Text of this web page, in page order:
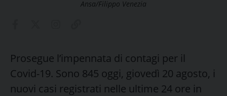
Ansa/Filippo Venezia
Prosegue l’impennata di contagi per il
Covid-19. Sono 845 oggi, giovedì 20 agosto, i
nuovi casi registrati nelle ultime 24 ore in